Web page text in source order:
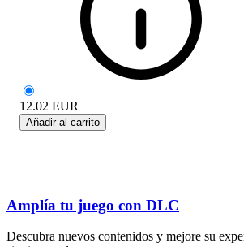
12.02 EUR
Añadir al carrito
Amplía tu juego con DLC
Descubra nuevos contenidos y mejore su